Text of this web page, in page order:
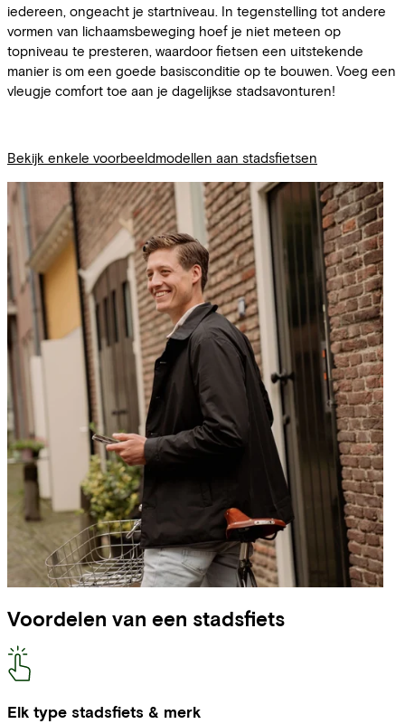
iedereen, ongeacht je startniveau. In tegenstelling tot andere
vormen van lichaamsbeweging hoef je niet meteen op
topniveau te presteren, waardoor fietsen een uitstekende
manier is om een goede basisconditie op te bouwen. Voeg een
vleugje comfort toe aan je dagelijkse stadsavonturen!
Bekijk enkele voorbeeldmodellen aan stadsfietsen
Voordelen van een stadsfiets
Elk type stadsfiets & merk